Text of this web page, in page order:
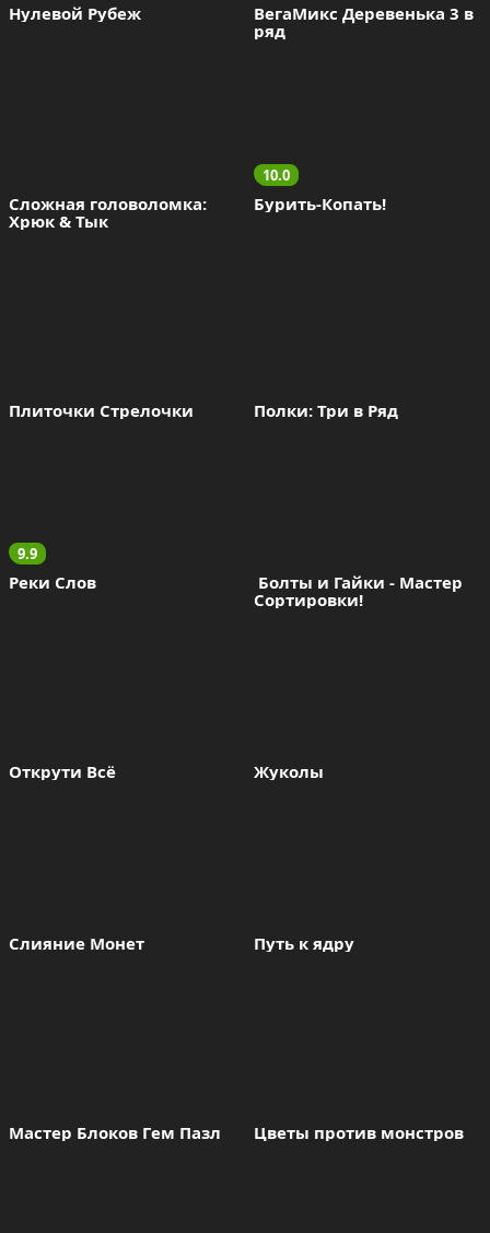
Нулевой Рубеж
ВегаМикс Деревенька 3 в
ряд
Сложная головоломка:
Хрюк & Тык
10.0
Бурить-Копать!
Плиточки Стрелочки Полки: Три в Ряд
9.9
Реки Слов
Болты и Гайки - Мастер
Сортировки!
Открути Всё Жуколы
Слияние Монет Путь к ядру
Мастер Блоков Гeм Пазл Цветы против монстров